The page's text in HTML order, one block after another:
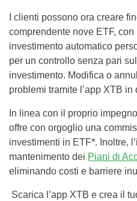
I clienti possono ora creare
comprendente nove ETF,
investimento automatico
per un controllo senza pari
investimento. Modifica o
problemi tramite l’app XTB
In linea con il proprio
offre con orgoglio una
investimenti in ETF*. Inoltre,
mantenimento dei Piani di
eliminando costi e barriere
Scarica l’app XTB e crea il